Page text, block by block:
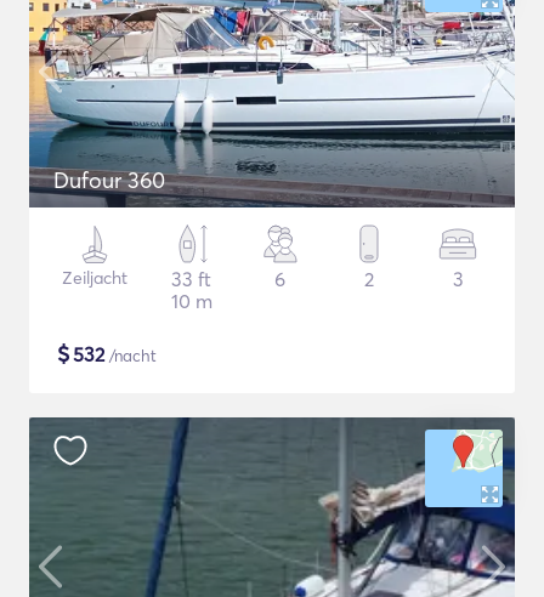
Dufour 360
Zeiljacht
33 ft
10 m
6 2 3
$532/nacht